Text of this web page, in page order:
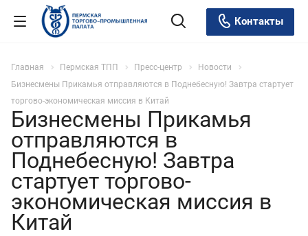
Контакты
Главная Пермская ТПП Пресс-центр
Новости
Бизнесмены Прикамья отправляются в Поднебесную! Завтра стартует
торгово-экономическая миссия в Китай
Бизнесмены Прикамья
отправляются в
Поднебесную! Завтра
стартует торгово-
экономическая миссия в
Китай